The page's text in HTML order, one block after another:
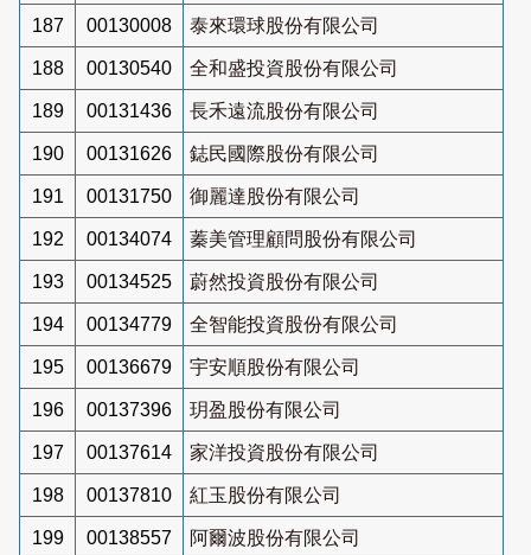
187 00130008 泰來環球股份有限公司
188 00130540 全和盛投資股份有限公司
189 00131436 長禾遠流股份有限公司
190 00131626 鋕民國際股份有限公司
191 00131750 御麗達股份有限公司
192 00134074 蓁美管理顧問股份有限公司
193 00134525 蔚然投資股份有限公司
194 00134779 全智能投資股份有限公司
195 00136679 宇安順股份有限公司
196 00137396 玥盈股份有限公司
197 00137614 家洋投資股份有限公司
198 00137810 紅玉股份有限公司
199 00138557 阿爾波股份有限公司